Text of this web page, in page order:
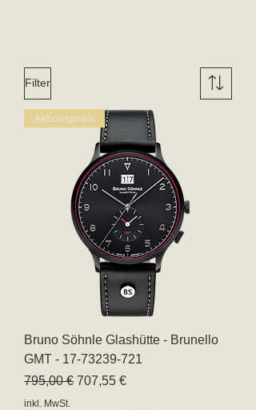
Filter
Aktionspreis
Bruno Söhnle Glashütte - Brunello
GMT - 17-73239-721
Standardpreis
795,00 € Sale-Preis
707,55 €
inkl. MwSt.